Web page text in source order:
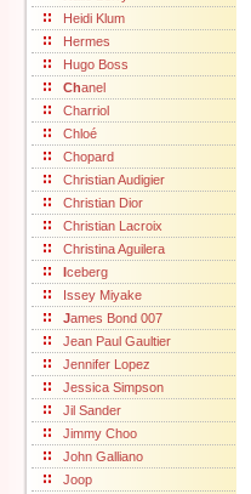
Heidi Klum
Hermes
Hugo Boss
Chanel
Charriol
Chloé
Chopard
Christian Audigier
Christian Dior
Christian Lacroix
Christina Aguilera
Iceberg
Issey Miyake
James Bond 007
Jean Paul Gaultier
Jennifer Lopez
Jessica Simpson
Jil Sander
Jimmy Choo
John Galliano
Joop